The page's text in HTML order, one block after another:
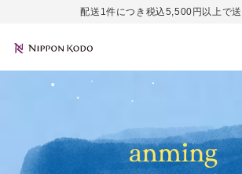
配送1件につき税込5,500円以上で